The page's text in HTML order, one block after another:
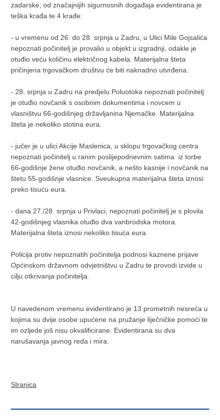
zadarske, od značajnijih sigurnosnih događaja evidentirana je
teška krađa te 4 krađe:
- u vremenu od 26. do 28. srpnja u Zadru, u Ulici Mile Gojsalića
nepoznati počinitelj je provalio u objekt u izgradnji, odakle je
otuđio veću količinu električnog kabela. Materijalna šteta
pričinjena trgovačkom društvu će biti naknadno utvrđena.
- 28. srpnja u Zadru na predjelu Poluotoka nepoznati počinitelj
je otuđio novčanik s osobnim dokumentima i novcem u
vlasništvu 66-godišnjeg državljanina Njemačke. Materijalna
šteta je nekoliko stotina eura.
- jučer je u ulici Akcije Maslenica, u sklopu trgovačkog centra
nepoznati počinitelj u ranim poslijepodnevnim satima iz torbe
66-godišnje žene otuđio novčanik, a nešto kasnije i novčanik na
štetu 55-godišnje vlasnice. Sveukupna materijalna šteta iznosi
preko tisuću eura.
- dana 27./28. srpnja u Privlaci, nepoznati počinitelj je s plovila
42-godišnjeg vlasnika otuđio dva vanbrodska motora.
Materijalna šteta iznosi nekoliko tisuća eura.
Policija protiv nepoznatih počinitelja podnosi kaznene prijave
Općinskom državnom odvjetništvu u Zadru te provodi izvide u
cilju otkrivanja počinitelja.
U navedenom vremenu evidentirano je 13 prometnih nesreća u
kojima su dvije osobe upućene na pružanje liječničke pomoći te
im ozljede još nisu okvalificirane. Evidentirana su dva
narušavanja javnog reda i mira.
Stranica